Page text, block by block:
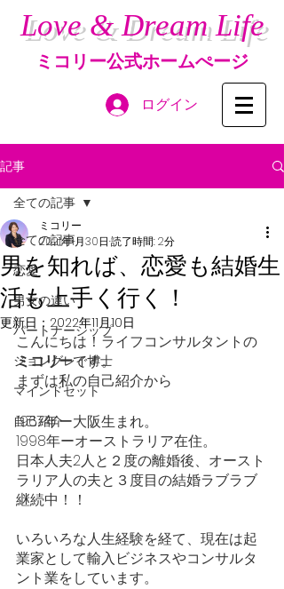
Love & Dream Life
ミコリー公式ホームぺージ
ログイン
記事
全ての記事
恋愛
男女の違い
パートナーシップ
ジョングレイ博士
マインドセット
自己紹介
全ての記事
男を知れば、恋愛も結婚生
活も上手く行く！
ミコリー
2021年1月30日 読了時間: 2分
更新日： 2022年11月10日
こんにちは！ライフコンサルタントの
ミコリーです。
まずは私の自己紹介から
1967年ー大阪生まれ。
1998年ーオーストラリア在住。
日本人夫2人と２度の離婚後、オースト
ラリア人の夫と３度目の結婚ラブラブ
継続中！！
いろいろな人生経験を経て、現在は起
業家として輸入ビジネスやコンサルタ
ント業をしています。